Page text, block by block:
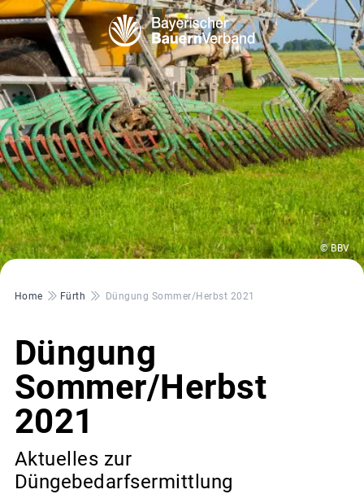
© BBV
Pfadnavigation
Home Fürth Düngung Sommer/Herbst 2021
Düngung
Sommer/Herbst
2021
Aktuelles zur
Düngebedarfsermittlung